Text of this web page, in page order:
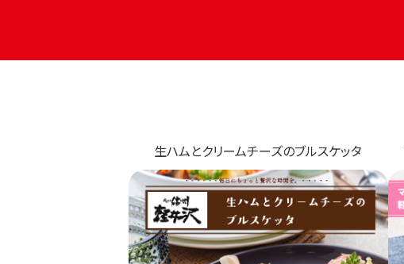
生ハムとクリームチーズのブルスケッタ